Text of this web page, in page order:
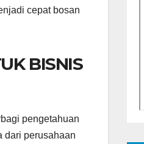
cepat bosan
BISNIS
pengetahuan
dari perusahaan